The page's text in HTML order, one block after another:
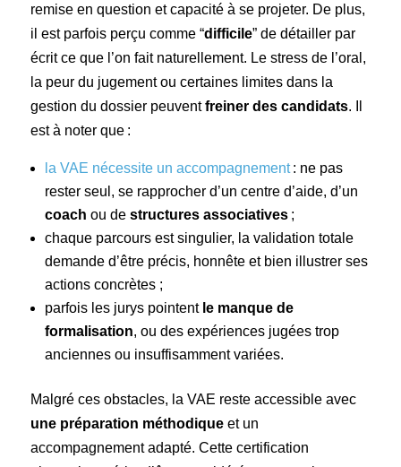
remise en question et capacité à se projeter. De plus,
il est parfois perçu comme “difficile” de détailler par
écrit ce que l’on fait naturellement. Le stress de l’oral,
la peur du jugement ou certaines limites dans la
gestion du dossier peuventfreiner des candidats. Il
est à noter que :
la VAE nécessite un accompagnement: ne pas
rester seul, se rapprocher d’un centre d’aide, d’un
coach ou de structures associatives ;
chaque parcours est singulier, la validation totale
demande d’être précis, honnête et bien illustrer ses
actions concrètes ;
parfois les jurys pointent le manque de
formalisation, ou des expériences jugées trop
anciennes ou insuffisamment variées.
Malgré ces obstacles, la VAE reste accessible avec
une préparation méthodiqueet un
accompagnement adapté. Cette certification